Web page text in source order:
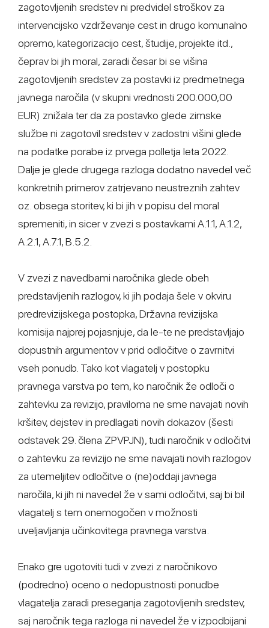
zagotovljenih sredstev ni predvidel stroškov za
intervencijsko vzdrževanje cest in drugo komunalno
opremo, kategorizacijo cest, študije, projekte itd.,
čeprav bi jih moral, zaradi česar bi se višina
zagotovljenih sredstev za postavki iz predmetnega
javnega naročila (v skupni vrednosti 200.000,00
EUR) znižala ter da za postavko glede zimske
službe ni zagotovil sredstev v zadostni višini glede
na podatke porabe iz prvega polletja leta 2022.
Dalje je glede drugega razloga dodatno navedel več
konkretnih primerov zatrjevano neustreznih zahtev
oz. obsega storitev, ki bi jih v popisu del moral
spremeniti, in sicer v zvezi s postavkami A.1.1, A.1.2,
A.2.1, A.7.1, B.5.2.
V zvezi z navedbami naročnika glede obeh
predstavljenih razlogov, ki jih podaja šele v okviru
predrevizijskega postopka, Državna revizijska
komisija najprej pojasnjuje, da le-te ne predstavljajo
dopustnih argumentov v prid odločitve o zavrnitvi
vseh ponudb. Tako kot vlagatelj v postopku
pravnega varstva po tem, ko naročnik že odloči o
zahtevku za revizijo, praviloma ne sme navajati novih
kršitev, dejstev in predlagati novih dokazov (šesti
odstavek 29. člena ZPVPJN), tudi naročnik v odločitvi
o zahtevku za revizijo ne sme navajati novih razlogov
za utemeljitev odločitve o (ne)oddaji javnega
naročila, ki jih ni navedel že v sami odločitvi, saj bi bil
vlagatelj s tem onemogočen v možnosti
uveljavljanja učinkovitega pravnega varstva.
Enako gre ugotoviti tudi v zvezi z naročnikovo
(podredno) oceno o nedopustnosti ponudbe
vlagatelja zaradi preseganja zagotovljenih sredstev,
saj naročnik tega razloga ni navedel že v izpodbijani